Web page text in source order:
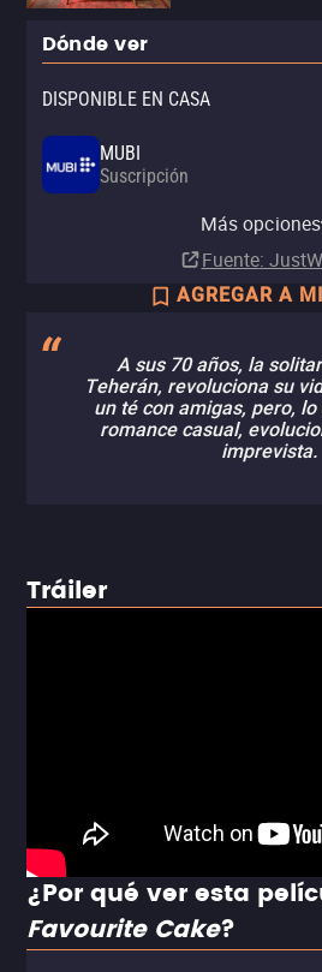
Dónde ver
DISPONIBLE EN CASA
MUBI
Suscripción
Más opciones
Fuente:
AGREGAR A
A sus 70 años, la
Teherán, revoluciona su
un té con amigas, pero,
romance casual,
imprevista.
Tráiler
¿Por qué ver esta
Favourite Cake?